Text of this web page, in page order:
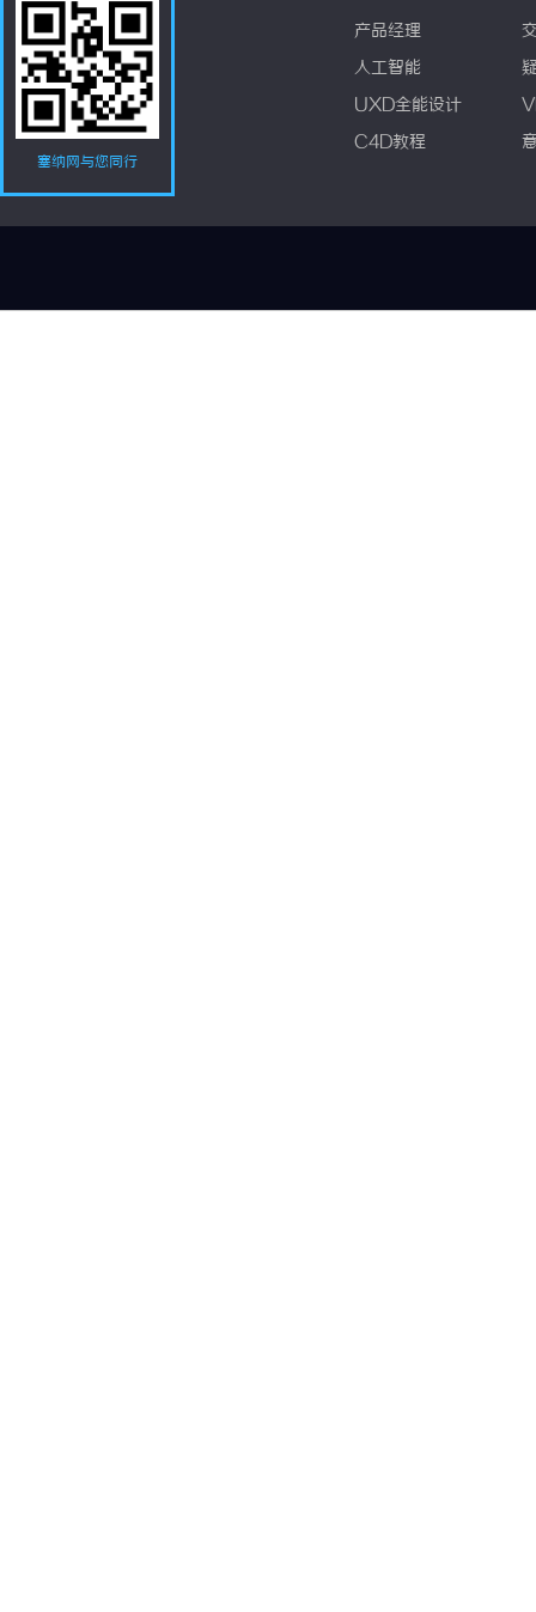
塞纳网与您同行
产品经理
人工智能
UXD全能设计
C4D教程